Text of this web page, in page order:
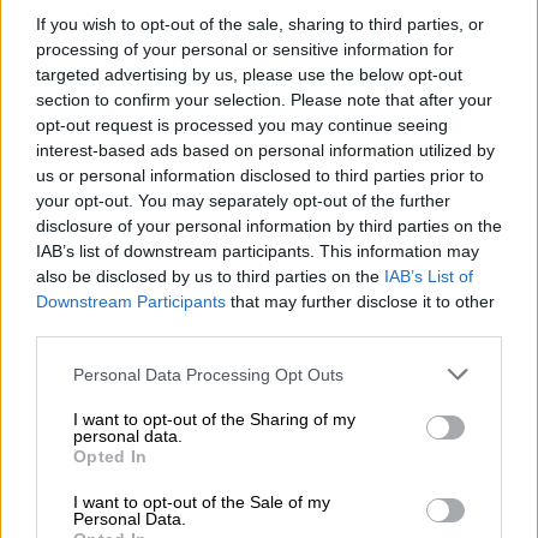
If you wish to opt-out of the sale, sharing to third parties, or
processing of your personal or sensitive information for
targeted advertising by us, please use the below opt-out
section to confirm your selection. Please note that after your
opt-out request is processed you may continue seeing
interest-based ads based on personal information utilized by
us or personal information disclosed to third parties prior to
your opt-out. You may separately opt-out of the further
disclosure of your personal information by third parties on the
IAB’s list of downstream participants. This information may
also be disclosed by us to third parties on the IAB’s List of
Downstream Participants that may further disclose it to other
Please note that this website/app uses one or more Google
not limited to your visit or usage behaviour. You may click to
grant or deny consent to Google and its third-party tags to
use your data for below specified purposes in below Google
consent section.
Personal Data Processing Opt Outs
I want to opt-out of the Sharing of my
personal data.
Opted In
I want to opt-out of the Sale of my
Personal Data.
ταξίδι από την Ικαρία, προκειμένου να
συναντήσει τον Τσίπρα άμεσα στο Σούνιο, με
στόχο τη συμφωνία που είχε κλείσει με
παρέμβαση Ομπάμα και Ολάντ. Μεταξύ
άλλων, υπογράμμισε πως «ο Αλέξης Τσίπρας
μου πρότεινε να ενταχθεί στοψηφοδέλτιο
Επικρατείαςτου ΣΥΡΙΖΑ, καθώς δεχόταν
πίεση από τους ΑΝΕΛ». «Μάλιστα, στο
Επικρατείας του ΣΥΡΙΖΑ θα έμπαιναν και
άλλα στελέχη των ΑΝΕΛ, σε εκλόγιμες
«λέγοντας πως οι ΑΝΕΛθα μπουν στη Βουλή
και θα κυβερνούσανμαζί με τον ΣΥΡΙΖΑ».
Πρέσπες και στροφή στις ΗΠΑ
Την ίδια ώρα, αναφέρθηκε στη
ρήξη των δύο